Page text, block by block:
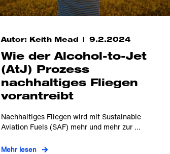
Autor: Keith Mead 9.2.2024
Wie der Alcohol-to-Jet
(AtJ) Prozess
nachhaltiges Fliegen
vorantreibt
Nachhaltiges Fliegen wird mit Sustainable
Aviation Fuels (SAF) mehr und mehr zur ...
Mehr lesen